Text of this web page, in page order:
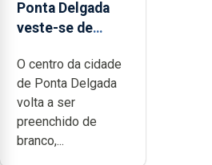
Ponta Delgada
veste-se de
O centro da cidade
de Ponta Delgada
volta a ser
preenchido de
branco,...